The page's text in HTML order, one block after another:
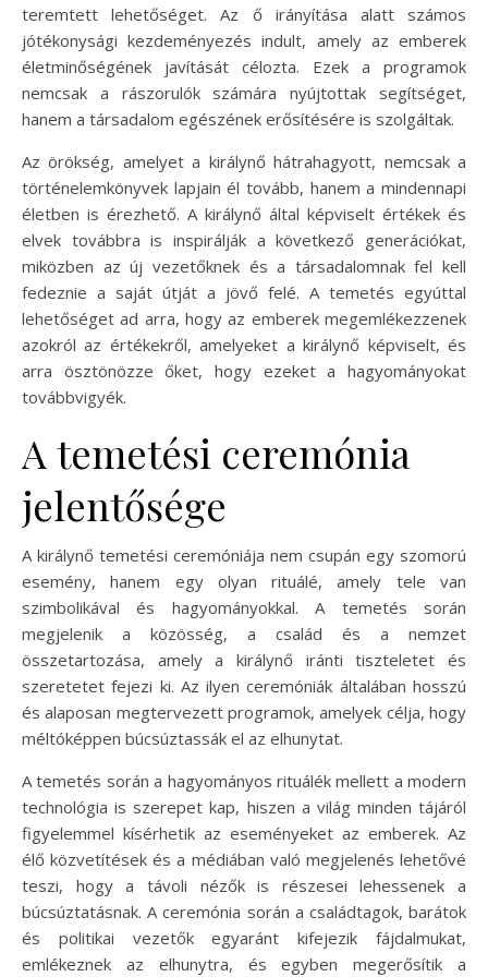
teremtett lehetőséget. Az ő irányítása alatt számos
jótékonysági kezdeményezés indult, amely az emberek
életminőségének javítását célozta. Ezek a programok
nemcsak a rászorulók számára nyújtottak segítséget,
hanem a társadalom egészének erősítésére is szolgáltak.
Az örökség, amelyet a királynő hátrahagyott, nemcsak a
történelemkönyvek lapjain él tovább, hanem a mindennapi
életben is érezhető. A királynő által képviselt értékek és
elvek továbbra is inspirálják a következő generációkat,
miközben az új vezetőknek és a társadalomnak fel kell
fedeznie a saját útját a jövő felé. A temetés egyúttal
lehetőséget ad arra, hogy az emberek megemlékezzenek
azokról az értékekről, amelyeket a királynő képviselt, és
arra ösztönözze őket, hogy ezeket a hagyományokat
továbbvigyék.
A temetési ceremónia
jelentősége
A királynő temetési ceremóniája nem csupán egy szomorú
esemény, hanem egy olyan rituálé, amely tele van
szimbolikával és hagyományokkal. A temetés során
megjelenik a közösség, a család és a nemzet
összetartozása, amely a királynő iránti tiszteletet és
szeretetet fejezi ki. Az ilyen ceremóniák általában hosszú
és alaposan megtervezett programok, amelyek célja, hogy
méltóképpen búcsúztassák el az elhunytat.
A temetés során a hagyományos rituálék mellett a modern
technológia is szerepet kap, hiszen a világ minden tájáról
figyelemmel kísérhetik az eseményeket az emberek. Az
élő közvetítések és a médiában való megjelenés lehetővé
teszi, hogy a távoli nézők is részesei lehessenek a
búcsúztatásnak. A ceremónia során a családtagok, barátok
és politikai vezetők egyaránt kifejezik fájdalmukat,
emlékeznek az elhunytra, és egyben megerősítik a